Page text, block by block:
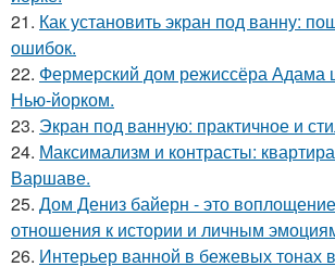
21. Как установить экран под ванну:
ошибок.
22. Фермерский дом режиссёра Адама
Нью-йорком.
23. Экран под ванную: практичное и
24. Максимализм и контрасты:
Варшаве.
25. Дом Дениз байерн - это
отношения к истории и личным
26. Интерьер ванной в бежевых тонах